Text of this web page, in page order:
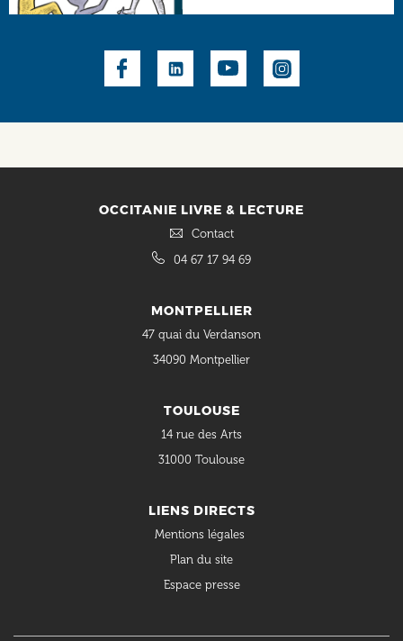
OCCITANIE LIVRE & LECTURE
Contact
04 67 17 94 69
MONTPELLIER
47 quai du Verdanson
34090 Montpellier
TOULOUSE
14 rue des Arts
31000 Toulouse
LIENS DIRECTS
Mentions légales
Plan du site
Espace presse